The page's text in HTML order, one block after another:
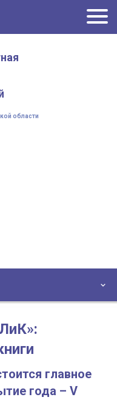
области
главное
года – V